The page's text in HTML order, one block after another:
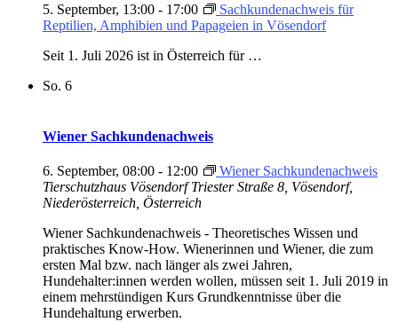
5. September, 13:00 - 17:00
Sachkundenachweis für
Reptilien, Amphibien und Papageien in Vösendorf
Seit 1. Juli 2026 ist in Österreich für …
So. 6
Wiener Sachkundenachweis
6. September, 08:00 - 12:00
Wiener Sachkundenachweis
Tierschutzhaus VösendorfTriester Straße 8, Vösendorf,
Niederösterreich, Österreich
Wiener Sachkundenachweis - Theoretisches Wissen und
praktisches Know-How. Wienerinnen und Wiener, die zum
ersten Mal bzw. nach länger als zwei Jahren,
Hundehalter:innen werden wollen, müssen seit 1. Juli 2019 in
einem mehrstündigen Kurs Grundkenntnisse über die
Hundehaltung erwerben.